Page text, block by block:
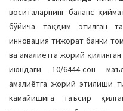
воситаларнинг баланс
бўйича тақдим этилган
инновация тижорат банки
ва амалиётга жорий
июндaги 10/6444-сон
амалиётга жорий этилиши
камайишига таъсир